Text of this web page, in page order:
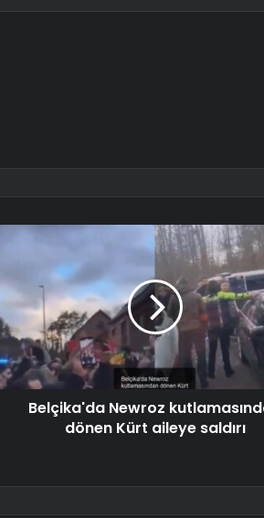
Belçika'da Newroz
dönen Kürt aileye saldırı